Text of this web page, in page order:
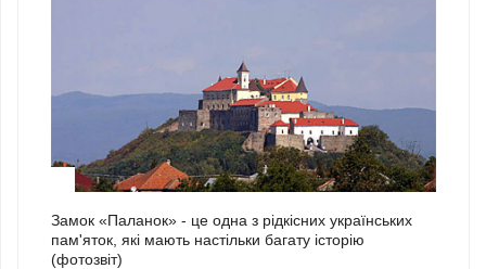
Замок «Паланок» - це одна з рідкісних українських
пам'яток, які мають настільки багату історію
(фотозвіт)